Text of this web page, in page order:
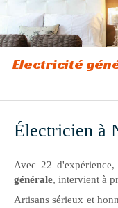
Electricité
Électricien à
Avec 22 d'expérience,
générale, intervient à
Artisans sérieux et